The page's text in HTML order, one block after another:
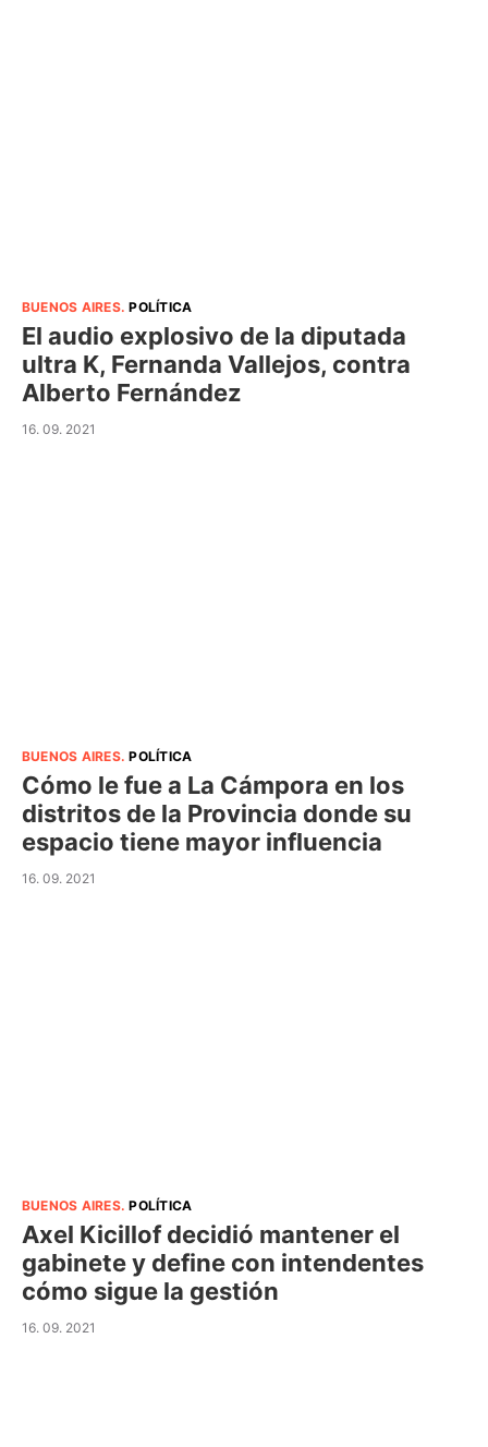
BUENOS AIRES.POLÍTICA
El audio explosivo de la diputada
ultra K, Fernanda Vallejos, contra
Alberto Fernández
16. 09. 2021
BUENOS AIRES.POLÍTICA
Cómo le fue a La Cámpora en los
distritos de la Provincia donde su
espacio tiene mayor influencia
16. 09. 2021
BUENOS AIRES.POLÍTICA
Axel Kicillof decidió mantener el
gabinete y define con intendentes
cómo sigue la gestión
16. 09. 2021